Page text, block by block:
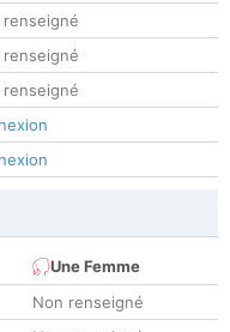
renseigné
renseigné
renseigné
Une Femme
Non renseigné